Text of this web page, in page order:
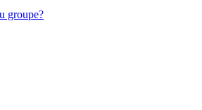
groupe?